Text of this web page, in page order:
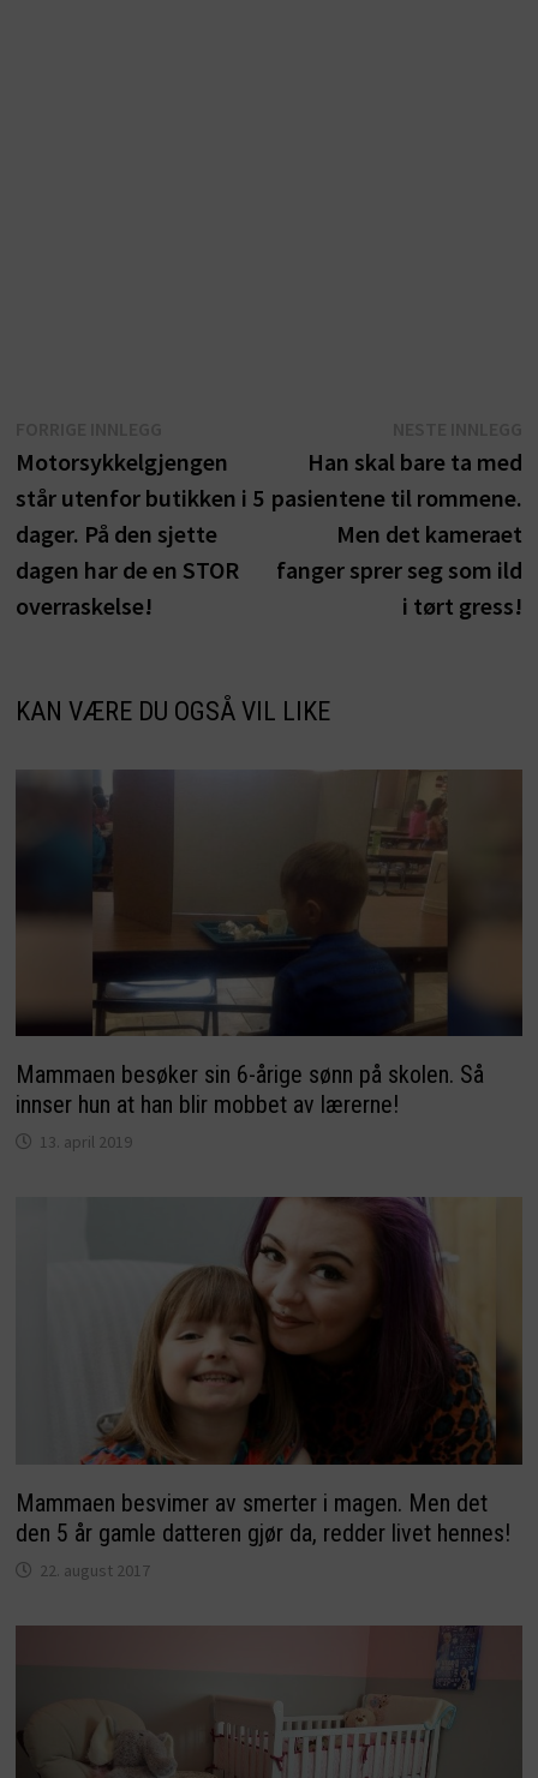
innlegg:
Motorsykkelgjengen
står utenfor butikken i 5
dager. På den sjette
dagen har de en STOR
overraskelse!
Han skal bare ta med
pasientene til rommene.
Men det kameraet
fanger sprer seg som ild
i tørt gress!
KAN VÆRE DU OGSÅ VIL LIKE
Mammaen besøker sin 6-årige sønn på skolen. Så
innser hun at han blir mobbet av lærerne!
13. april 2019
Mammaen besvimer av smerter i magen. Men det
den 5 år gamle datteren gjør da, redder livet hennes!
22. august 2017